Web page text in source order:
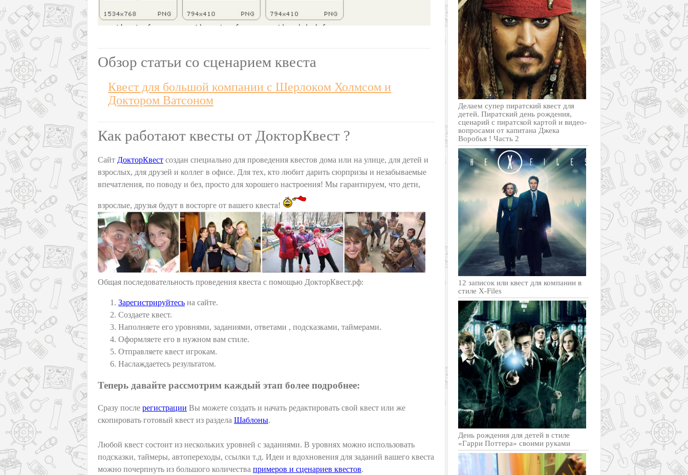
Обзор статьи со сценарием квеста
Квест для большой компании с Шерлоком Холмсом и
Доктором Ватсоном
Как работают квесты от ДокторКвест ?
Сайт ДокторКвест создан специально для проведения квестов дома или на улице, для детей и
взрослых, для друзей и коллег в офисе. Для тех, кто любит дарить сюрпризы и незабываемые
впечатления, по поводу и без, просто для хорошего настроения! Мы гарантируем, что дети,
взрослые, друзья будут в восторге от вашего квеста!
Общая последовательность проведения квеста с помощью ДокторКвест.рф:
Зарегистрируйтесь на сайте.
Создаете квест.
Наполняете его уровнями, заданиями, ответами , подсказками, таймерами.
Оформляете его в нужном вам стиле.
Отправляете квест игрокам.
Наслаждаетесь результатом.
Теперь давайте рассмотрим каждый этап более подробнее:
Сразу после регистрации Вы можете создать и начать редактировать свой квест или же
скопировать готовый квест из раздела Шаблоны
Любой квест состоит из нескольких уровней с заданиями. В уровнях можно использовать
подсказки, таймеры, автопереходы, ссылки т.д. Идеи и вдохновения для заданий вашего квеста
можно почерпнуть из большого количества примеров и сценариев квестов
Делаем супер пиратский квест для
детей. Пиратский день рождения,
сценарий с пиратской картой и видео-
вопросами от капитана Джека
Воробья ! Часть 2
12 записок или квест для компании в
стиле X-Files
День рождения для детей в стиле
«Гарри Поттера» своими руками